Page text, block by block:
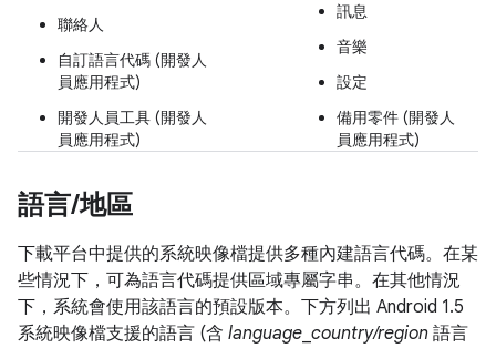
聯絡人
自訂語言代碼 (開發人
員應用程式)
開發人員工具 (開發人
員應用程式)
訊息
音樂
設定
備用零件 (開發人
員應用程式)
語言/地區
下載平台中提供的系統映像檔提供多種內建語言代碼。在某
些情況下，可為語言代碼提供區域專屬字串。在其他情況
下，系統會使用該語言的預設版本。下方列出 Android 1.5
系統映像檔支援的語言 (含 language country/region 語言